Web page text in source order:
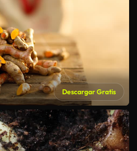
Descargar Gratis